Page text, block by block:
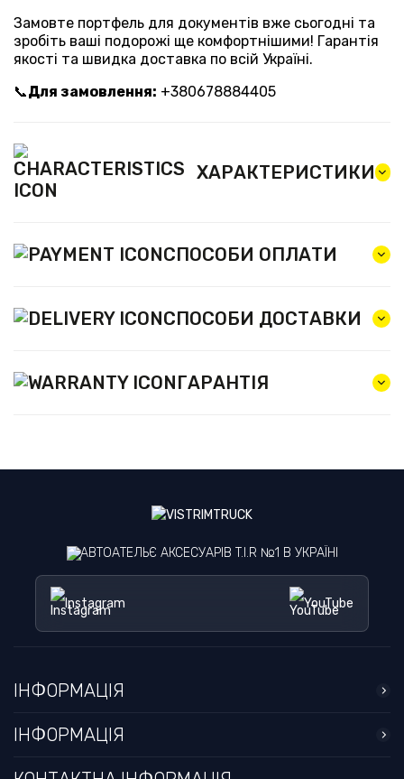
Замовте портфель для документів вже сьогодні та
зробіть ваші подорожі ще комфортнішими! Гарантія
якості та швидка доставка по всій Україні.
📞Для замовлення: +380678884405
ХАРАКТЕРИСТИКИ
СПОСОБИ ОПЛАТИ
СПОСОБИ ДОСТАВКИ
ГАРАНТІЯ
АВТОАТЕЛЬЄ АКСЕСУАРІВ T.I.R №1 В УКРАЇНІ
Instagram YouTube
ІНФОРМАЦІЯ
ІНФОРМАЦІЯ